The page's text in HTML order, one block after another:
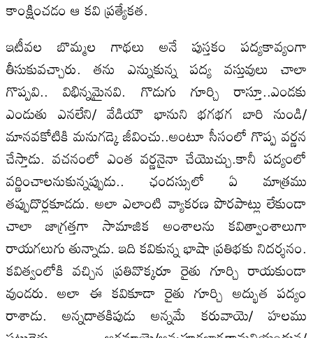
కాంక్షించడం ఆ కవి ప్రత్యేకత.
ఇటీవల బొమ్మల గాథలు అనే పుస్తకం పద్యకావ్యంగా
తీసుకువచ్చారు. తను ఎన్నుకున్న పద్య వస్తువులు చాలా
గొప్పవి.. విభిన్నమైనవి. గొడుగు గూర్చి రాస్తూ..ఎండకు
ఎండుతు ఎనలేని/ వేడియౌ భానుని భగభగ బారి నుండి/
మానవకోటికి మనుగడ్కె జీవించు..అంటూ సీసంలో గొప్ప వర్ణన
చేస్తాడు. వచనంలో ఎంత వర్ణనైనా చేయొచ్చు.కానీ పద్యంలో
వర్ణించాలనుకున్నప్పుడు.. ఛందస్సులో ఏ మాత్రము
తప్పుదొర్లకూడదు. అలా ఎలాంటి వ్యాకరణ పొరపాట్లు లేకుండా
చాలా జాగ్రత్తగా సామాజిక అంశాలను కవిత్వాంశాలుగా
రాయగలుగు తున్నాడు. ఇది కవికున్న భాషా ప్రతిభకు నిదర్శనం.
కవిత్వంలోకి వచ్చిన ప్రతివొక్కరూ రైతు గూర్చి రాయకుండా
వుండరు. అలా ఈ కవికూడా రైతు గూర్చి అద్భుత పద్యం
రాశాడు. అన్నదాతకిపుడు అన్నమే కరువాయె/ హలము